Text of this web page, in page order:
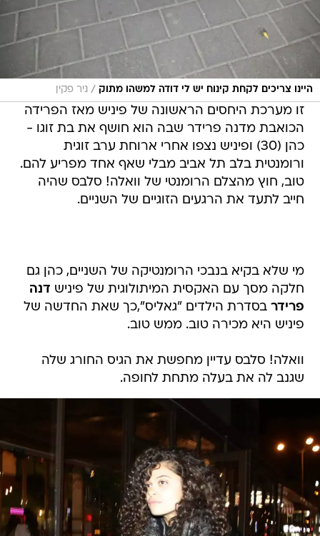
היינו צריכים לקחת קינוח יש לי דודה למשהו מתוק / ניר פקין
זו מערכת היחסים הראשונה של פיניש מאז הפרידה
הכואבת מדנה פרידר שבה הוא חושף את בת זוגו -
כהן (30) ופיניש נצפו אחרי ארוחת ערב זוגית
ורומנטית בלב תל אביב מבלי שאף אחד מפריע להם.
טוב, חוץ מהצלם הרומנטי של וואלה! סלבס שהיה
חייב לתעד את הרגעים הזוגיים של השניים.
מי שלא בקיא בנבכי הרומנטיקה של השניים, כהן גם
חלקה מסך עם האקסית המיתולוגית של פיניש דנה
פרידר בסדרת הילדים "גאליס",כך שאת החדשה של
פיניש היא מכירה טוב. ממש טוב.
וואלה! סלבס עדיין מחפשת את הגיס החורג שלה
שגנב לה את בעלה מתחת לחופה.